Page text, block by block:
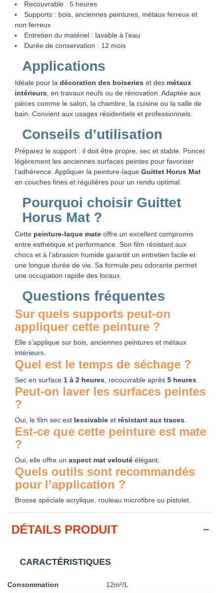
Recouvrable : 5 heures
Supports : bois, anciennes peintures, métaux ferreux et
non ferreux
Entretien du matériel : lavable à l’eau
Durée de conservation : 12 mois
Applications
Idéale pour la décoration des boiseries et des métaux
intérieurs , en travaux neufs ou de rénovation. Adaptée aux
pièces comme le salon, la chambre, la cuisine ou la salle de
bain. Convient aux usages résidentiels et professionnels.
Conseils d’utilisation
Préparez le support : il doit être propre, sec et stable. Poncer
légèrement les anciennes surfaces peintes pour favoriser
l’adhérence. Appliquer la peinture-laque Guittet Horus Mat
en couches fines et régulières pour un rendu optimal.
Pourquoi choisir Guittet
Horus Mat ?
Cette peinture-laque mate offre un excellent compromis
entre esthétique et performance. Son film résistant aux
chocs et à l’abrasion humide garantit un entretien facile et
une longue durée de vie. Sa formule peu odorante permet
une occupation rapide des locaux.
Questions fréquentes
Sur quels supports peut-on
appliquer cette peinture ?
Elle s’applique sur bois, anciennes peintures et métaux
intérieurs.
Quel est le temps de séchage ?
Sec en surface 1 à 2 heures , recouvrable après 5 heures
Peut-on laver les surfaces peintes
?
Oui, le film sec est lessivable et résistant aux traces
Est-ce que cette peinture est mate
?
Oui, elle offre un aspect mat velouté élégant.
Quels outils sont recommandés
pour l’application ?
Brosse spéciale acrylique, rouleau microfibre ou pistolet.
DÉTAILS PRODUIT
CARACTÉRISTIQUES
Consommation 12m²/L